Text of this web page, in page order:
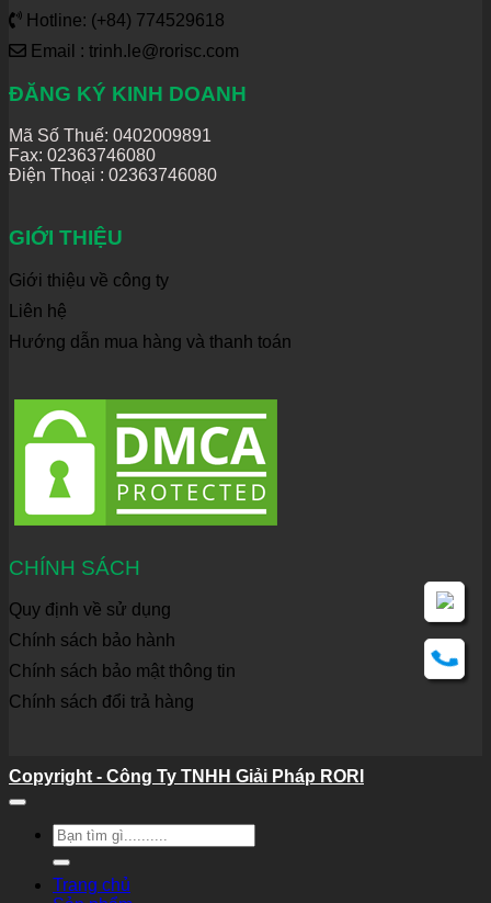
Hotline: (+84) 774529618
Email : trinh.le@rorisc.com
ĐĂNG KÝ KINH DOANH
Mã Số Thuế: 0402009891
Fax: 02363746080
Điện Thoại : 02363746080
GIỚI THIỆU
Giới thiệu về công ty
Liên hệ
Hướng dẫn mua hàng và thanh toán
CHÍNH SÁCH
Quy định về sử dụng
Chính sách bảo hành
Chính sách bảo mật thông tin
Chính sách đổi trả hàng
Copyright - Công Ty TNHH Giải Pháp RORI
Tìm
kiếm:
Trang chủ